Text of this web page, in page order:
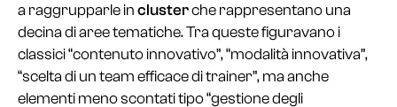
a raggrupparle inclusterche rappresentano una
decina di aree tematiche. Tra queste figuravano i
classici “contenuto innovativo”, “modalità innovativa”,
“scelta di un team efficace di trainer”, ma anche
elementi meno scontati tipo “gestione degli